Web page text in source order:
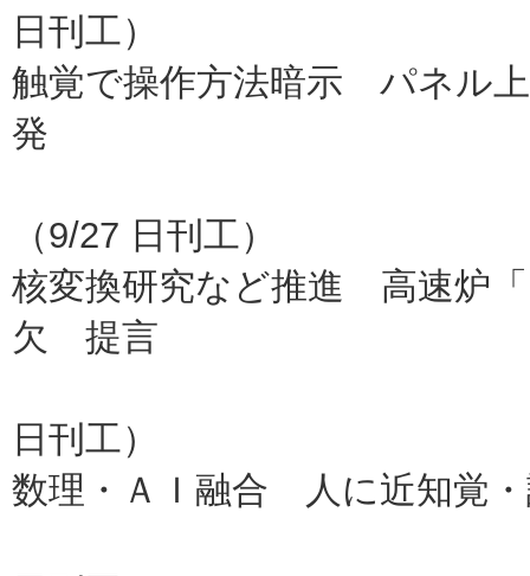
日刊工）
触覚で操作方法暗示 パネル
発
（9/27 日刊工）
核変換研究など推進 高速炉
欠 提言
日刊工）
数理・ＡＩ融合 人に近知覚